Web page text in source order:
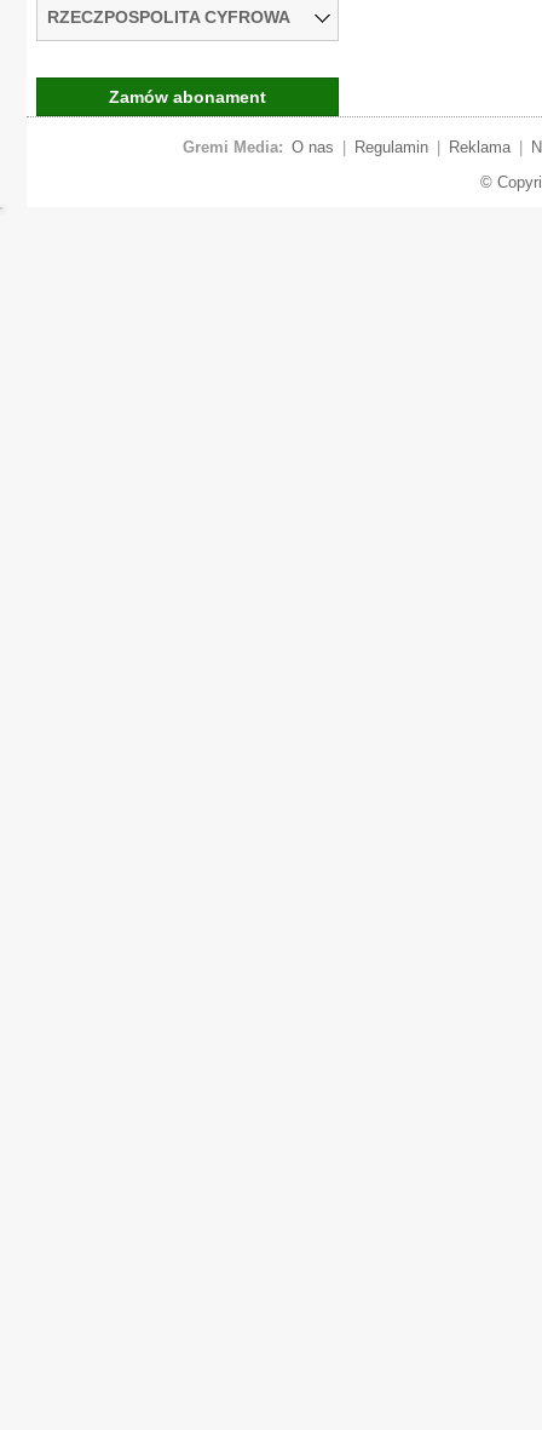
RZECZPOSPOLITA CYFROWA
Zamów abonament
Gremi Media: O nas Regulamin Reklama
©